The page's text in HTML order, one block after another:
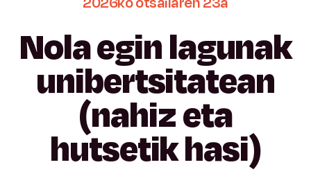
Nolaeginlagunak
unibertsitatean
(nahizeta
hutsetikhasi)